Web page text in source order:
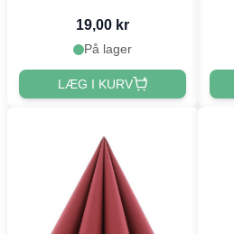
19,00 kr
På lager
LÆG I KURV